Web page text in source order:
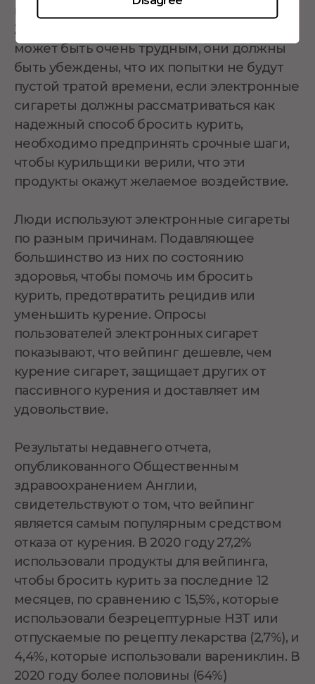
взрослым курильщикам бросить курить.
Хотя сокращение или отказ от курения
может быть очень трудным, они должны
быть убеждены, что их попытки не будут
пустой тратой времени, если электронные
сигареты должны рассматриваться как
надежный способ бросить курить,
необходимо предпринять срочные шаги,
чтобы курильщики верили, что эти
продукты окажут желаемое воздействие.
Люди используют электронные сигареты
по разным причинам. Подавляющее
большинство из них по состоянию
здоровья, чтобы помочь им бросить
курить, предотвратить рецидив или
уменьшить курение. Опросы
пользователей электронных сигарет
показывают, что вейпинг дешевле, чем
курение сигарет, защищает других от
пассивного курения и доставляет им
удовольствие.
Результаты недавнего отчета,
опубликованного Общественным
здравоохранением Англии,
свидетельствуют о том, что вейпинг
является самым популярным средством
отказа от курения. В 2020 году 27,2%
использовали продукты для вейпинга,
чтобы бросить курить за последние 12
месяцев, по сравнению с 15,5%, которые
использовали безрецептурные НЗТ или
отпускаемые по рецепту лекарства (2,7%), и
4,4%, которые использовали варениклин. В
2020 году более половины (64%)